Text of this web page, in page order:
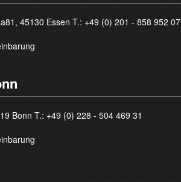
45130 Essen T.: +49 (0) 201 - 858 952 07
Bonn T.: +49 (0) 228 - 504 469 31